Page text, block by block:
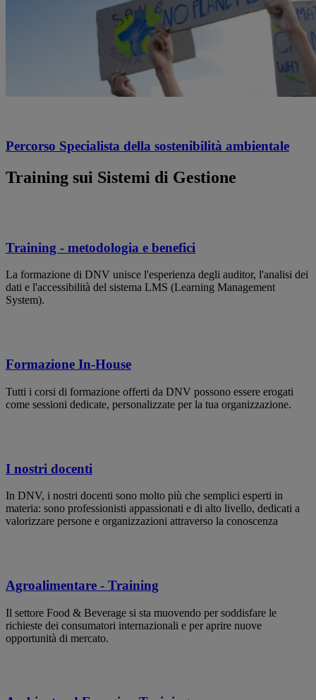
Percorso Specialista della sostenibilità ambientale
Training sui Sistemi di Gestione
Training - metodologia e benefici
La formazione di DNV unisce l'esperienza degli auditor, l'analisi dei
dati e l'accessibilità del sistema LMS (Learning Management
System).
Formazione In-House
Tutti i corsi di formazione offerti da DNV possono essere erogati
come sessioni dedicate, personalizzate per la tua organizzazione.
I nostri docenti
In DNV, i nostri docenti sono molto più che semplici esperti in
materia: sono professionisti appassionati e di alto livello, dedicati a
valorizzare persone e organizzazioni attraverso la conoscenza
Agroalimentare - Training
Il settore Food & Beverage si sta muovendo per soddisfare le
richieste dei consumatori internazionali e per aprire nuove
opportunità di mercato.